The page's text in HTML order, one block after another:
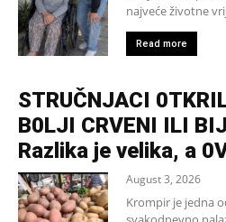
najveće životne
Read more
STRUČNJACI
B0LJI CRVENI ILI
Razlika je velika, a
August 3, 2026
Krompir je jedna